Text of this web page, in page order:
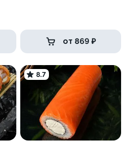
от 869 ₽
8.7